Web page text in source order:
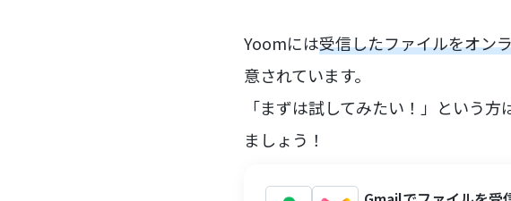
Yoomには受信したファイルをオン
意されています。
「まずは試してみたい！」という
ましょう！